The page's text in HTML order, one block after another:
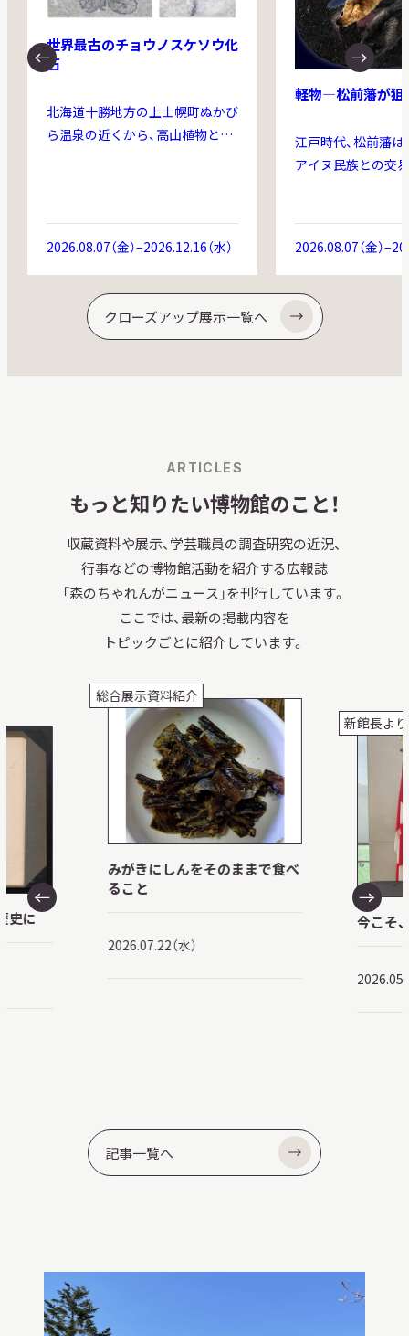
世界最古のチョウノスケソウ化
石
北海道十勝地方の上士幌町ぬかび
ら温泉の近くから、高山植物とし
科チョウノスケソウ属）によく似
た約680万年前の葉化石が産出し
ました。当館はひがし大雪自然館
と共同でこの化石を新種のヌカビ
ラチョウノスケソウ(Dryas
nukabiraensis)と命名しました。
2026.08.07（金）–2026.12.16（水）
軽物―松前藩が
江戸時代、松前藩
アイヌ民族との交
れ、藩がねらって
の宝でした。時代
物の中身やあつめ
わっていきます。
2026.08.07（金）
クローズアップ展示一覧へ
ARTICLES
もっと知りたい博物館のこと！
収蔵資料や展示、学芸職員の調査研究の近況、
行事などの博物館活動を紹介する広報誌
「森のちゃれんがニュース」を刊行しています。
ここでは、最新の掲載内容を
トピックごとに紹介しています。
史に
総合展示資料紹介
みがきにしんをそのままで食べ
ること
2026.07.22（水）
新館長よ
今こそ
記事一覧へ